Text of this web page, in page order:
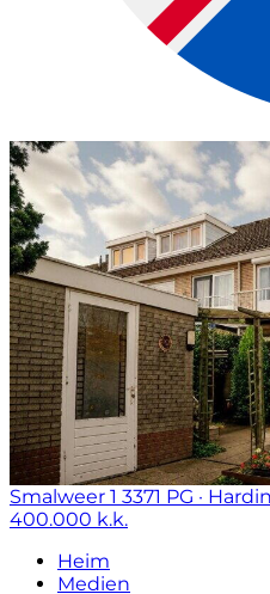
Smalweer 1 3371 PG ·
400.000 k.k.
Heim
Medien